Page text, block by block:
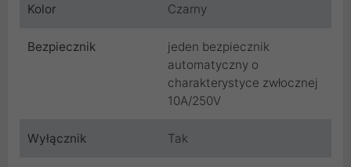
Kolor Czarny
Bezpiecznik
jeden bezpiecznik
automatyczny o
charakterystyce zwłocznej
10A/250V
Wyłącznik Tak